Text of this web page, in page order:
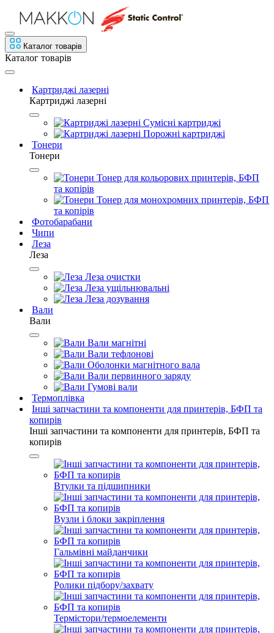
Каталог товарів
Каталог товарів
Картриджі лазерні
Картриджі лазерні
Сумісні картриджі
Порожні картриджі
Тонери
Тонери
Тонер для кольорових принтерів, БФП
та копірів
Тонер для монохромних принтерів, БФП
та копірів
Фотобарабани
Чипи
Леза
Леза
Леза очистки
Леза ущільнювальні
Леза дозування
Вали
Вали
Вали магнітні
Вали тефлонові
Оболонки магнітного вала
Вали первинного заряду
Гумові вали
Термоплівка
Інші запчастини та компоненти для принтерів, БФП та
копирів
Інші запчастини та компоненти для принтерів, БФП та
копирів
Втулки та підшипники
Вузли і блоки закріплення
Гальмівні майданчики
Ролики підбору/захвату
Термістори/термоелементи